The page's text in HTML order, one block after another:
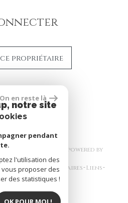
propriétaire
réalisé par
| Traduction powered by
Google
légales Nos honoraires
Liens
Politique RGPD
On en reste là
notre site
pendant
l'utilisation des
proposer des
des statistiques !